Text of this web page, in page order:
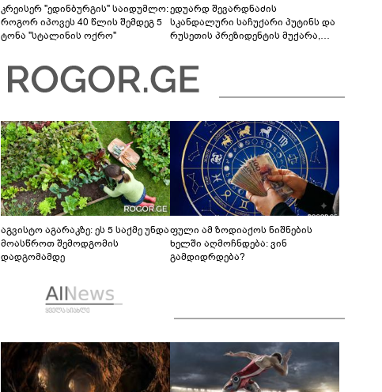
კრეისერ "ედინბურგის" საიდუმლო:
როგორ იპოვეს 40 წლის შემდეგ 5
ტონა "სტალინის ოქრო"
ედუარდ შევარდნაძის
სკანდალური საჩუქარი პუტინს და
რუსეთის პრეზიდენტის მუქარა,
აგვისტო აგარაკზე: ეს 5 საქმე უნდა
მოასწროთ შემოდგომის
დადგომამდე
ფული ამ ზოდიაქოს ნიშნების
ხელში აღმოჩნდება: ვინ
გამდიდრდება?